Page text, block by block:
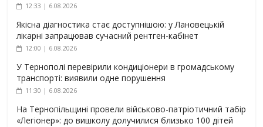
12:33 | 6.08.2026
Якісна діагностика стає доступнішою: у Лановецькій
лікарні запрацював сучасний рентген-кабінет
12:00 | 6.08.2026
У Тернополі перевірили кондиціонери в громадському
транспорті: виявили одне порушення
11:30 | 6.08.2026
На Тернопільщині провели військово-патріотичний табір
«Легіонер»: до вишколу долучилися близько 100 дітей